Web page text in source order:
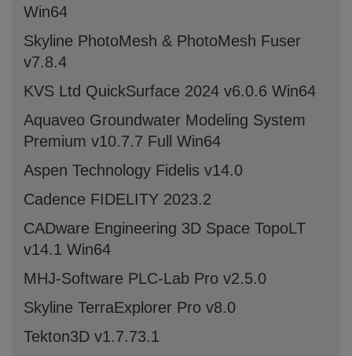
Win64
Skyline PhotoMesh & PhotoMesh Fuser
v7.8.4
KVS Ltd QuickSurface 2024 v6.0.6 Win64
Aquaveo Groundwater Modeling System
Premium v10.7.7 Full Win64
Aspen Technology Fidelis v14.0
Cadence FIDELITY 2023.2
CADware Engineering 3D Space TopoLT
v14.1 Win64
MHJ-Software PLC-Lab Pro v2.5.0
Skyline TerraExplorer Pro v8.0
Tekton3D v1.7.73.1